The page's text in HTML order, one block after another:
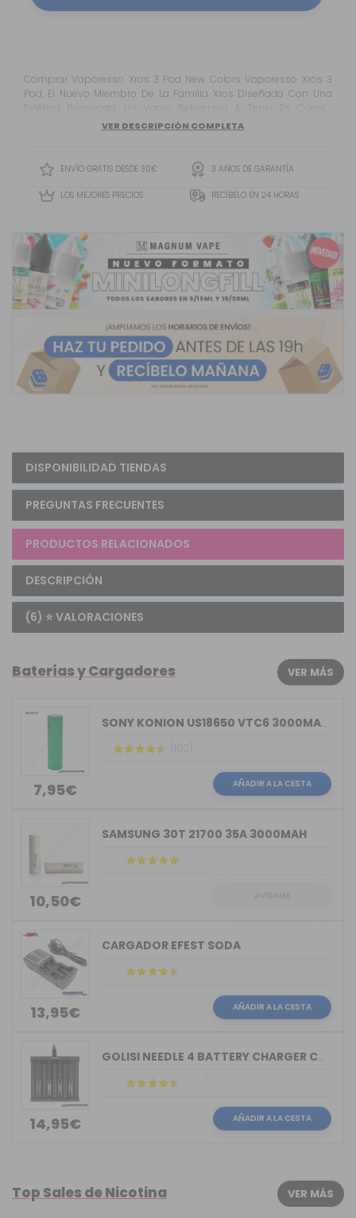
Comprar Vaporesso Xros 3 Pod New Colors Vaporesso Xros 3
Pod. El Nuevo Miembro De La Familia Xros Diseñado Con Una
Estética Renovada. Un Vaper Referencia A Tener En Cuenta
Gracias A Su Versatilidad Y Rendimiento.
VER DESCRIPCIÓN COMPLETA
ENVÍO GRATIS DESDE 30€ 3 AÑOS DE GARANTÍA
LOS MEJORES PRECIOS RECÍBELO EN 24 HORAS
DISPONIBILIDAD TIENDAS
PREGUNTAS FRECUENTES
PRODUCTOS RELACIONADOS
DESCRIPCIÓN
(6) ⭐ VALORACIONES
Baterías y Cargadores VER MÁS
7,95€
SONY KONION US18650 VTC6 3000MAH 15/30A
(102)
AÑADIR A LA CESTA
10,50€
SAMSUNG 30T 21700 35A 3000MAH
13,95€
CARGADOR EFEST SODA
AÑADIR A LA CESTA
14,95€
GOLISI NEEDLE 4 BATTERY CHARGER COMPACT
AÑADIR A LA CESTA
Top Sales de Nicotina VER MÁS